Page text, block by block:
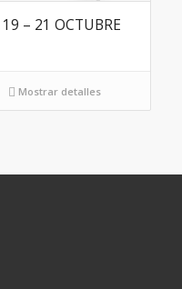
– 21 OCTUBRE
Mostrar detalles